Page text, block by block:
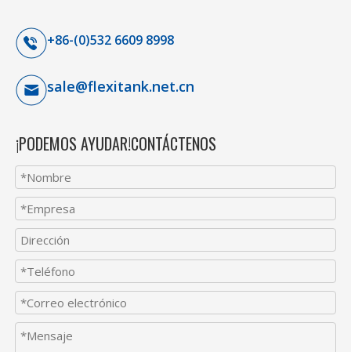
+86-(0)532 6609 8998
sale@flexitank.net.cn
¡PODEMOS AYUDAR!CONTÁCTENOS